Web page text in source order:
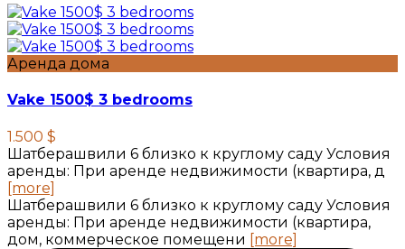
Аренда дома
Vake 1500$ 3 bedrooms
1.500 $
Шатберашвили 6 близко к круглому саду Условия
аренды: При аренде недвижимости (квартира, д
[more]
Шатберашвили 6 близко к круглому саду Условия
аренды: При аренде недвижимости (квартира,
дом, коммерческое помещени [more]